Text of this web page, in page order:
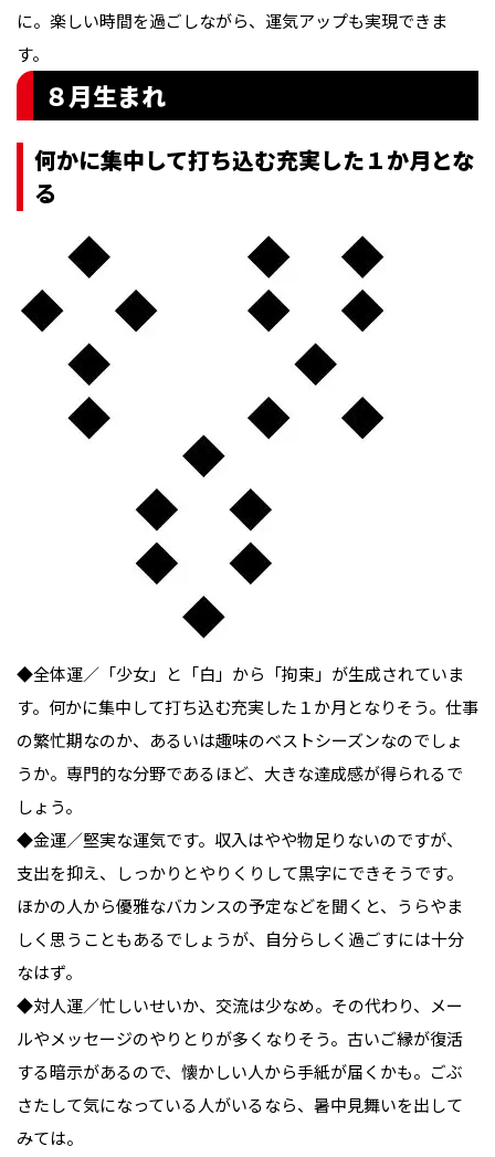
に。楽しい時間を過ごしながら、運気アップも実現できま
す。
８月生まれ
何かに集中して打ち込む充実した１か月とな
る
◆全体運／「少女」と「白」から「拘束」が生成されていま
す。何かに集中して打ち込む充実した１か月となりそう。仕事
の繁忙期なのか、あるいは趣味のベストシーズンなのでしょ
うか。専門的な分野であるほど、大きな達成感が得られるで
しょう。
◆金運／堅実な運気です。収入はやや物足りないのですが、
支出を抑え、しっかりとやりくりして黒字にできそうです。
ほかの人から優雅なバカンスの予定などを聞くと、うらやま
しく思うこともあるでしょうが、自分らしく過ごすには十分
なはず。
◆対人運／忙しいせいか、交流は少なめ。その代わり、メー
ルやメッセージのやりとりが多くなりそう。古いご縁が復活
する暗示があるので、懐かしい人から手紙が届くかも。ごぶ
さたして気になっている人がいるなら、暑中見舞いを出して
みては。